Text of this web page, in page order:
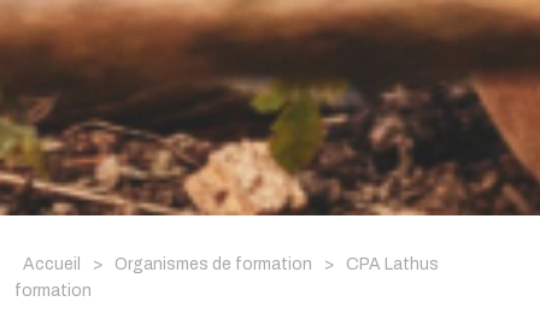
Accueil > Organismes de formation >
CPA Lathus
formation